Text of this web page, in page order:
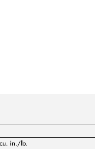
in./lb.